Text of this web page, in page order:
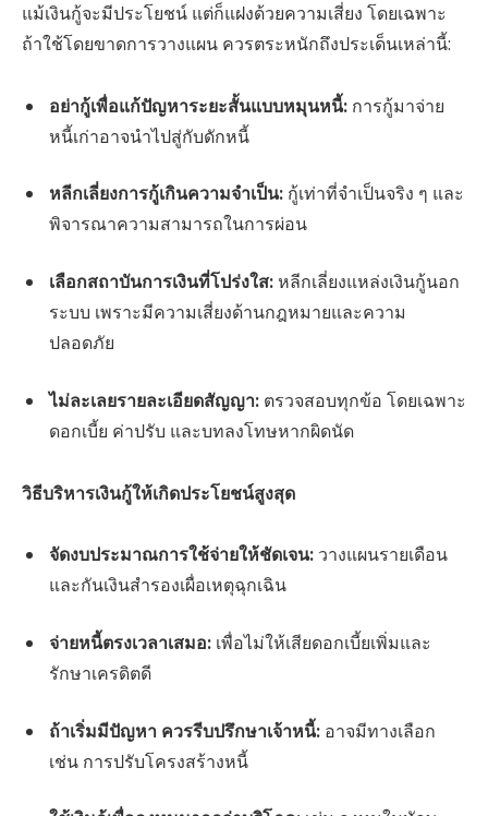
แม้เงินกู้จะมีประโยชน์ แต่ก็แฝงด้วยความเสี่ยง โดยเฉพาะ
ถ้าใช้โดยขาดการวางแผน ควรตระหนักถึงประเด็นเหล่านี้:
อย่ากู้เพื่อแก้ปัญหาระยะสั้นแบบหมุนหนี้: การกู้มาจ่าย
หนี้เก่าอาจนำไปสู่กับดักหนี้
หลีกเลี่ยงการกู้เกินความจำเป็น: กู้เท่าที่จำเป็นจริง ๆ และ
พิจารณาความสามารถในการผ่อน
เลือกสถาบันการเงินที่โปร่งใส:หลีกเลี่ยงแหล่งเงินกู้นอก
ระบบ เพราะมีความเสี่ยงด้านกฎหมายและความ
ปลอดภัย
ไม่ละเลยรายละเอียดสัญญา: ตรวจสอบทุกข้อ โดยเฉพาะ
ดอกเบี้ย ค่าปรับ และบทลงโทษหากผิดนัด
วิธีบริหารเงินกู้ให้เกิดประโยชน์สูงสุด
จัดงบประมาณการใช้จ่ายให้ชัดเจน: วางแผนรายเดือน
และกันเงินสำรองเผื่อเหตุฉุกเฉิน
จ่ายหนี้ตรงเวลาเสมอ: เพื่อไม่ให้เสียดอกเบี้ยเพิ่มและ
รักษาเครดิตดี
ถ้าเริ่มมีปัญหา ควรรีบปรึกษาเจ้าหนี้: อาจมีทางเลือก
เช่น การปรับโครงสร้างหนี้